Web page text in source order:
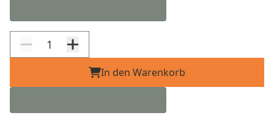
In den Warenkorb